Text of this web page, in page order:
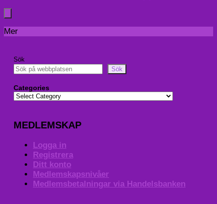
Mer
Sök
Sök
Categories
MEDLEMSKAP
Logga in
Registrera
Ditt konto
Medlemskapsnivåer
Medlemsbetalningar via Handelsbanken